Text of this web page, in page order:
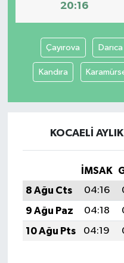
20:16
Çayırova Darıca
Kandıra
KOCAELI
İMSAK
8 Ağu Cts
04:16
9 Ağu Paz
04:18
10 Ağu Pts
04:19